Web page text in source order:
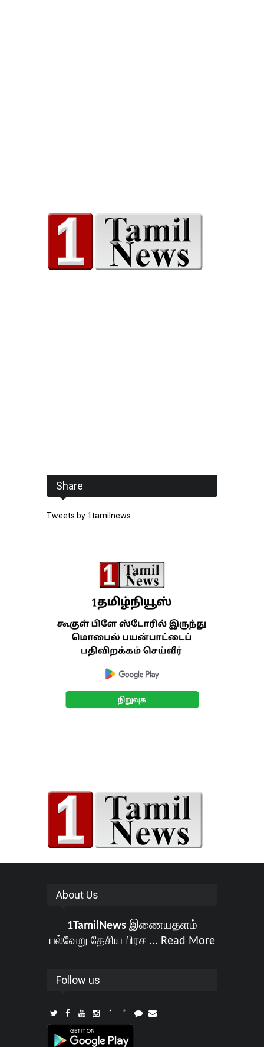
Share
Tweets by 1tamilnews
About Us
1TamilNewsஇணையதளம்
பல்வேறு தேசிய பிரச ... Read More
Follow us